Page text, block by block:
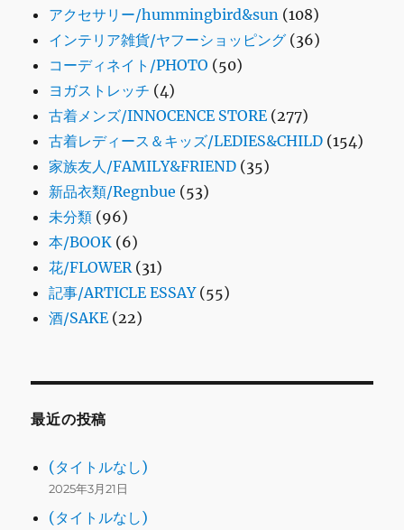
アクセサリー/hummingbird&sun (108)
インテリア雑貨/ヤフーショッピング (36)
コーディネイト/PHOTO (50)
ヨガストレッチ (4)
古着メンズ/INNOCENCE STORE (277)
古着レディース＆キッズ/LEDIES&CHILD (154)
家族友人/FAMILY&FRIEND (35)
新品衣類/Regnbue (53)
未分類 (96)
本/BOOK (6)
花/FLOWER(31)
記事/ARTICLE ESSAY(55)
酒/SAKE (22)
最近の投稿
(タイトルなし)
2025年3月21日
(タイトルなし)